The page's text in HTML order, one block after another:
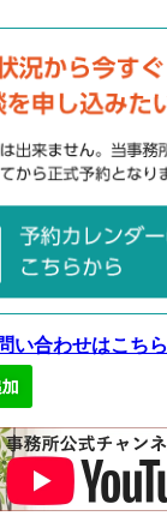
い合わせはこちら